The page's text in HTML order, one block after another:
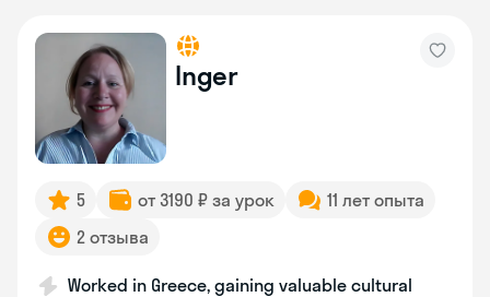
Inger
5 от 3190 ₽ за урок
11 лет опыта
2 отзыва
Worked in Greece, gaining valuable cultural